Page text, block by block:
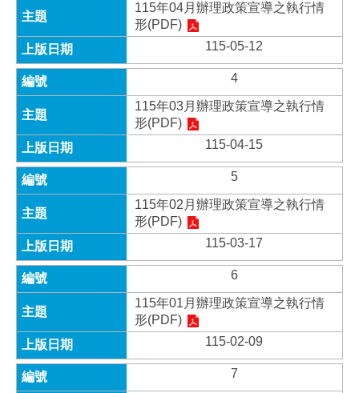
115年04月辦理政策宣導之執行情
形(PDF)
115-05-12
4
115年03月辦理政策宣導之執行情
形(PDF)
115-04-15
5
115年02月辦理政策宣導之執行情
形(PDF)
115-03-17
6
115年01月辦理政策宣導之執行情
形(PDF)
115-02-09
7